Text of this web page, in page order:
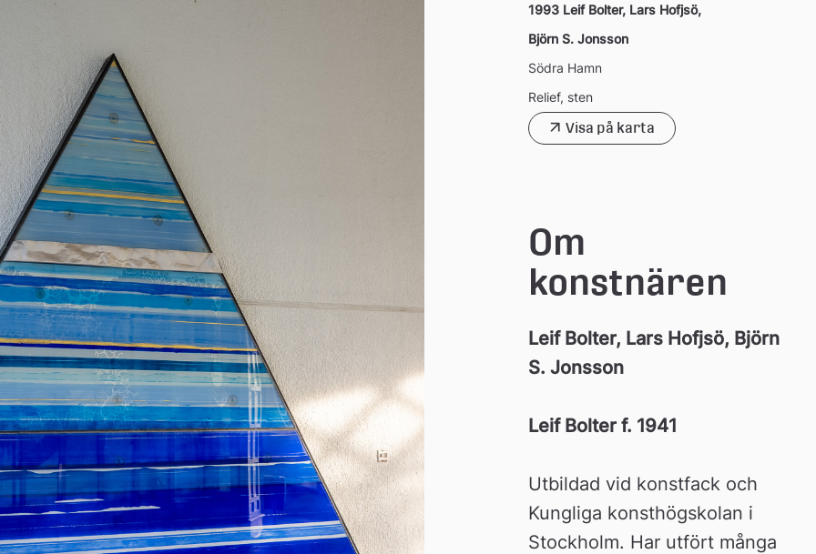
1993 Leif Bolter, Lars Hofjsö,
Björn S. Jonsson
Södra Hamn
Relief, sten
Visa på karta
Om
konstnären
Leif Bolter, Lars Hofjsö, Björn
S. Jonsson
Leif Bolter f. 1941
Utbildad vid konstfack och
Kungliga konsthögskolan i
Stockholm. Har utfört många